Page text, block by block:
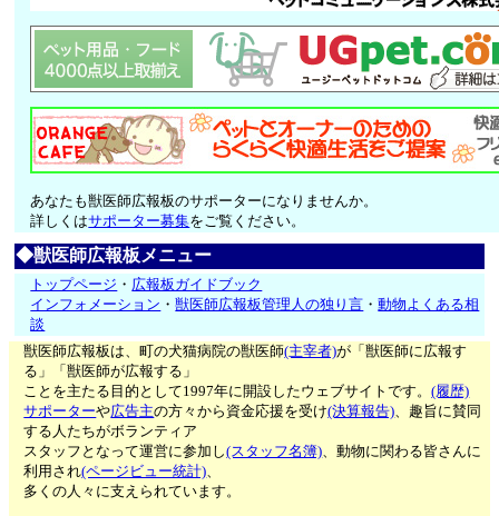
あなたも獣医師広報板のサポーターになりませんか。
詳しくはサポーター募集をご覧ください。
◆獣医師広報板メニュー
トップページ ・ 広報板ガイドブック
インフォメーション ・獣医師広報板管理人の独り言 ・動物よくある相
談
獣医師広報板は、町の犬猫病院の獣医師(主宰者)が「獣医師に広報す
る」「獣医師が広報する」
ことを主たる目的として1997年に開設したウェブサイトです。(履歴)
サポーターや広告主の方々から資金応援を受け(決算報告)、趣旨に賛同
する人たちがボランティア
スタッフとなって運営に参加し(スタッフ名簿)、動物に関わる皆さんに
利用され(ページビュー統計)、
多くの人々に支えられています。